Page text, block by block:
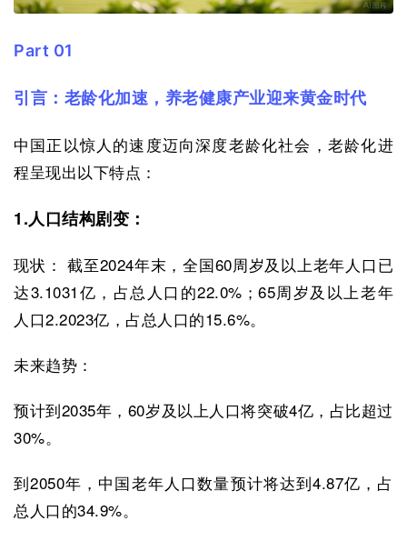
Part 01
引言：老龄化加速，养老健康产业迎来黄金时代
中国正以惊人的速度迈向深度老龄化社会，老龄化进
程呈现出以下特点：
1.人口结构剧变：
现状： 截至2024年末，全国60周岁及以上老年人口已
达3.1031亿，占总人口的22.0%；65周岁及以上老年
人口2.2023亿，占总人口的15.6%。
未来趋势：
预计到2035年，60岁及以上人口将突破4亿，占比超过
30%。
到2050年，中国老年人口数量预计将达到4.87亿，占
总人口的34.9%。